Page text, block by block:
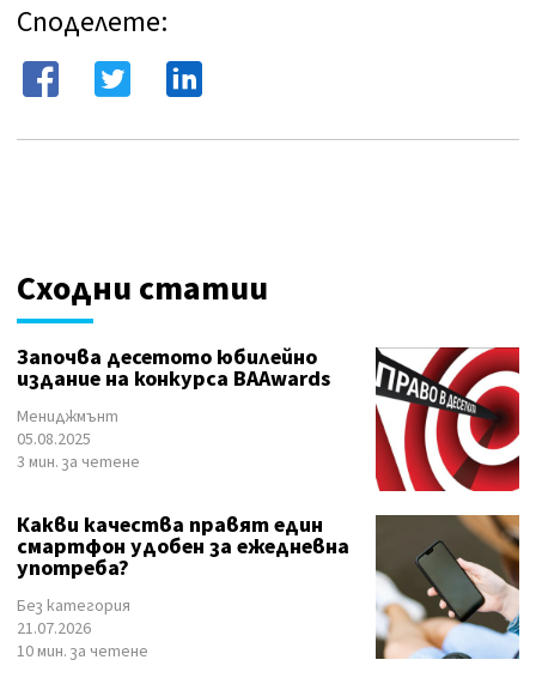
Споделете:
Сходни статии
Започва десетото юбилейно
издание на конкурса BAAwards
Мениджмънт
05.08.2025
3 мин. за четене
Какви качества правят един
смартфон удобен за ежедневна
употреба?
Без категория
21.07.2026
10 мин. за четене